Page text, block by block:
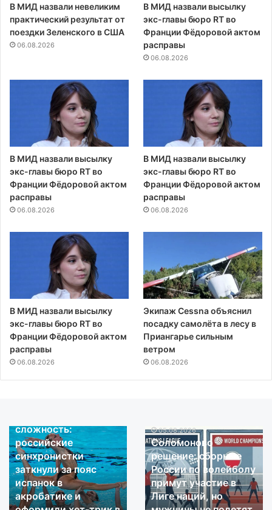
В МИД назвали невеликим
практический результат от
поездки Зеленского в США
06.08.2026
В МИД назвали высылку
экс-главы бюро RT во
Франции Фёдоровой актом
расправы
06.08.2026
В МИД назвали высылку
экс-главы бюро RT во
Франции Фёдоровой актом
расправы
06.08.2026
В МИД назвали высылку
экс-главы бюро RT во
Франции Фёдоровой актом
расправы
06.08.2026
В МИД назвали высылку
экс-главы бюро RT во
Франции Фёдоровой актом
расправы
06.08.2026
Экипаж Cessna объяснил
посадку самолёта в лесу в
Приангарье сильным
ветром
06.08.2026
Запредельная
сложность:
российские
синхронистки
заткнули
за
сложность:
российские
синхронистки
заткнули за пояс
испанок в
акробатике и
Соломоново
решение:
сборные
России
по
волейболу
05.08.2026
Соломоново
решение: сборные
России по волейболу
примут участие в
Лиге наций, но